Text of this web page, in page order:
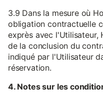
3.9 Dans la mesure où
obligation contractuelle
exprès avec l'Utilisateur,
de la conclusion du
indiqué par l'Utilisateur
réservation.
4. Notes sur les